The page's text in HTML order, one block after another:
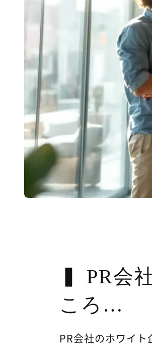
PR会
ころ…
PR会社のホワイ